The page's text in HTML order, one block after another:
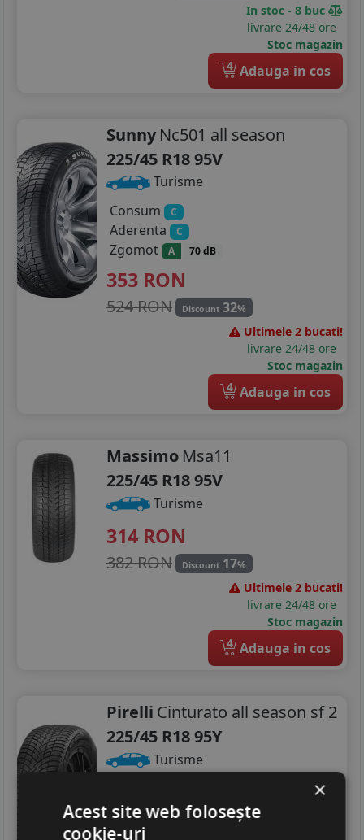
In stoc - 8 buc
livrare 24/48 ore
Stoc magazin
4 Adauga in cos
Sunny Nc501 all season
225/45 R18 95V
Turisme
Consum
C
Aderenta C
Zgomot A 70 dB
353 RON
524 RON Discount 32%
Ultimele 2 bucati!
livrare 24/48 ore
Stoc magazin
4 Adauga in cos
Massimo Msa11
225/45 R18 95V
Turisme
314 RON
382 RON Discount 17%
Ultimele 2 bucati!
livrare 24/48 ore
Stoc magazin
4 Adauga in cos
Pirelli Cinturato all season sf 2
225/45 R18 95Y
Turisme
Aderenta B
Zgomot
×
Acest site web folosește
cookie-uri